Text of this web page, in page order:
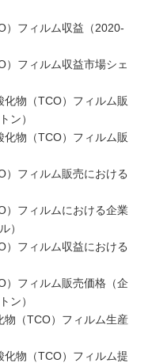
）フィルム収益（2020-
フィルム収益市場シェ
物（TCO）フィルム販
ン）
物（TCO）フィルム販
）フィルム販売における
）フィルムにおける企業
）
）フィルム収益における
）フィルム販売価格（企
ン）
（TCO）フィルム生産
物（TCO）フィルム提